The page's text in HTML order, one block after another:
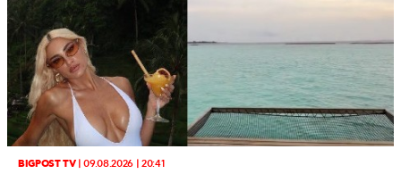
BIGPOST TV|09.08.2026 | 20:41